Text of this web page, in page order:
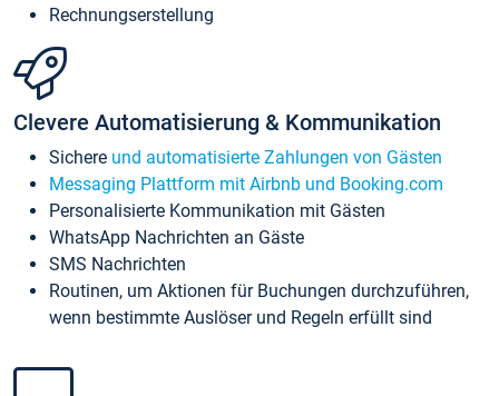
Rechnungserstellung
Clevere Automatisierung & Kommunikation
Sichere und automatisierte Zahlungen von Gästen
Messaging Plattform mit Airbnb und Booking.com
Personalisierte Kommunikation mit Gästen
WhatsApp Nachrichten an Gäste
SMS Nachrichten
Routinen, um Aktionen für Buchungen durchzuführen,
wenn bestimmte Auslöser und Regeln erfüllt sind